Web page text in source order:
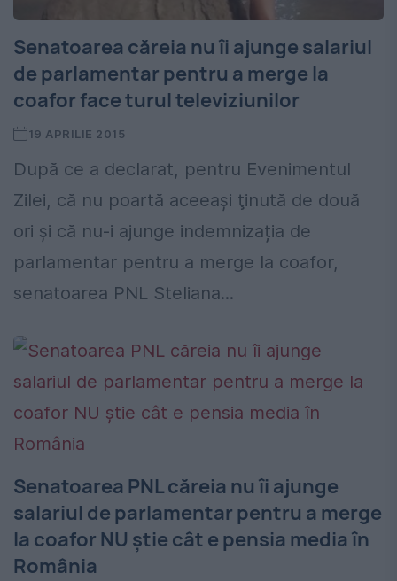
Senatoarea căreia nu îi ajunge salariul
de parlamentar pentru a merge la
coafor face turul televiziunilor
19 APRILIE 2015
După ce a declarat, pentru Evenimentul
Zilei, că nu poartă aceeaşi ţinută de două
ori şi că nu-i ajunge indemnizația de
parlamentar pentru a merge la coafor,
senatoarea PNL Steliana...
Senatoarea PNL căreia nu îi ajunge
salariul de parlamentar pentru a merge
la coafor NU ştie cât e pensia media în
România